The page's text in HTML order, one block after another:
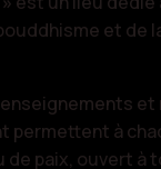
et de
et
permettent à
de paix, ouvert à